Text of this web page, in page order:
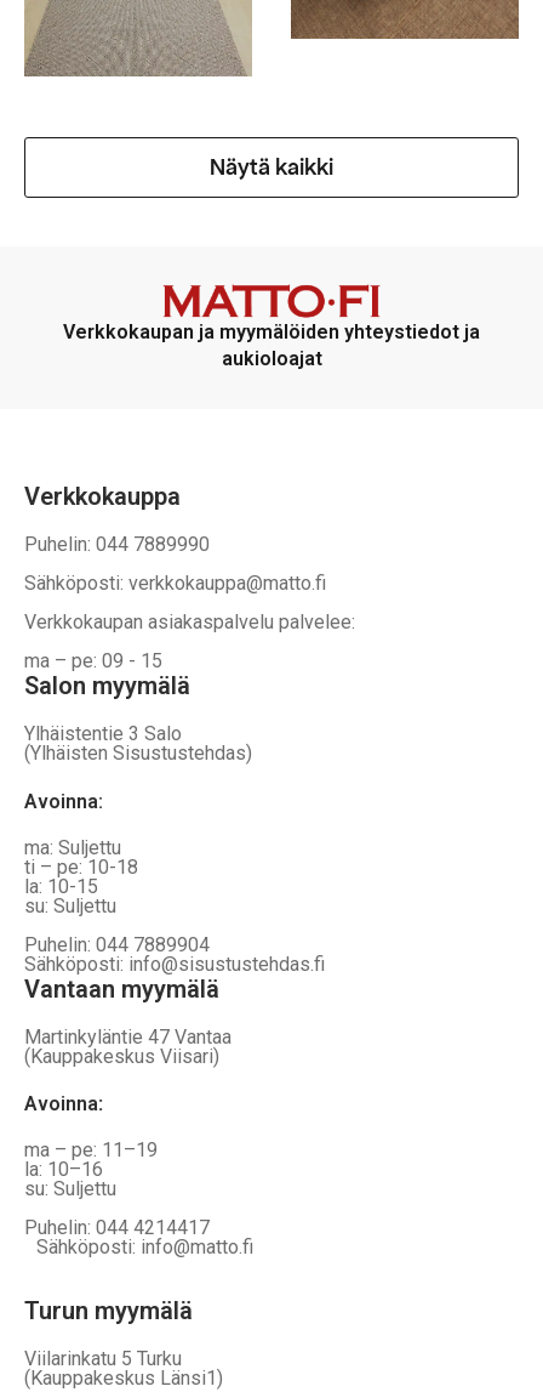
Näytä kaikki
Verkkokaupan ja myymälöiden yhteystiedot ja
aukioloajat
Verkkokauppa
Puhelin: 044 7889990
Sähköposti: verkkokauppa@matto.fi
Verkkokaupan asiakaspalvelu palvelee:
ma – pe: 09 - 15
Salon myymälä
Ylhäistentie 3 Salo
(Ylhäisten Sisustustehdas)
Avoinna:
ma: Suljettu
ti – pe: 10-18
la: 10-15
su: Suljettu
Puhelin: 044 7889904
Sähköposti: info@sisustustehdas.fi
Vantaan myymälä
Martinkyläntie 47 Vantaa
(Kauppakeskus Viisari)
Avoinna:
ma – pe: 11–19
la: 10–16
su: Suljettu
Puhelin: 044 4214417
Sähköposti: info@matto.fi
Turun myymälä
Viilarinkatu 5 Turku
(Kauppakeskus Länsi1)